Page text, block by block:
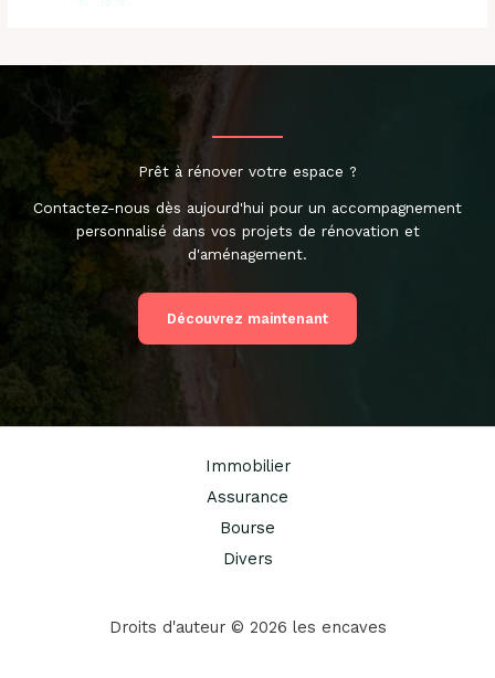
Prêt à rénover votre espace ?
Contactez-nous dès aujourd'hui pour un accompagnement
personnalisé dans vos projets de rénovation et
d'aménagement.
Découvrez maintenant
Immobilier
Assurance
Bourse
Divers
Droits d'auteur © 2026 les encaves